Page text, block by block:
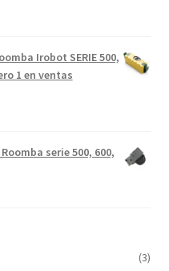
Irobot SERIE 500,
1 en ventas
serie 500, 600,
(3)